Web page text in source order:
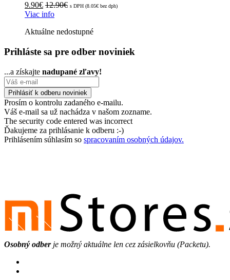
9.90€ 12.90€ s DPH (8.05€ bez dph)
Viac info
Aktuálne nedostupné
Prihláste sa pre odber noviniek
...a získajte nadupané zľavy!
Prosím o kontrolu zadaného e-mailu.
Váš e-mail sa už nachádza v našom zozname.
The security code entered was incorrect
Ďakujeme za prihlásanie k odberu :-)
Prihlásením súhlasím so spracovaním osobných údajov.
Osobný odberje možný aktuálne len cez zásielkovňu (Packetu).